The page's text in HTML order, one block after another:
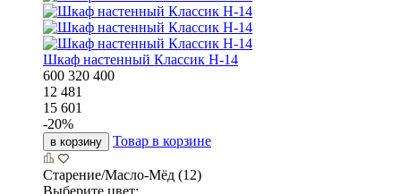
Шкаф настенный Классик Н-14
600 320 400
12 481
15 601
-20%
в корзину Товар в корзине
Старение/Масло-Мёд (12)
Выберите цвет: